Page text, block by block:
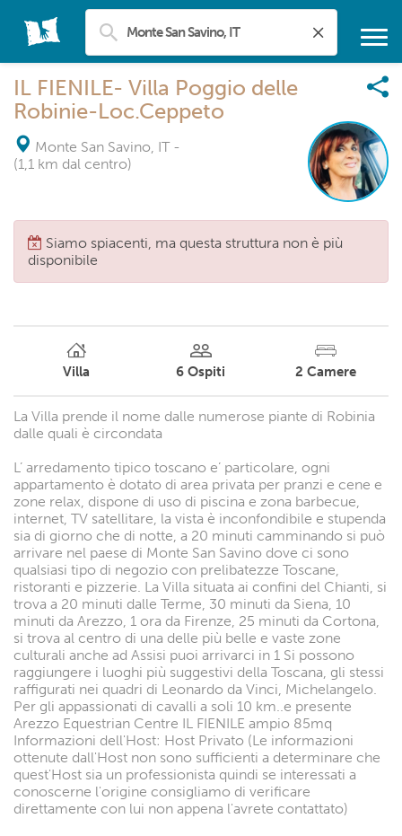
IL FIENILE- Villa Poggio delle
Robinie-Loc.Ceppeto
Monte San Savino, IT -
(1,1 km dal centro)
Siamo spiacenti, ma questa struttura non è più
disponibile
Villa 6 Ospiti 2 Camere
La Villa prende il nome dalle numerose piante di Robinia
dalle quali è circondata
L’ arredamento tipico toscano e’ particolare, ogni
appartamento è dotato di area privata per pranzi e cene e
zone relax, dispone di uso di piscina e zona barbecue,
internet, TV satellitare, la vista è inconfondibile e stupenda
sia di giorno che di notte, a 20 minuti camminando si può
arrivare nel paese di Monte San Savino dove ci sono
qualsiasi tipo di negozio con prelibatezze Toscane,
ristoranti e pizzerie. La Villa situata ai confini del Chianti, si
trova a 20 minuti dalle Terme, 30 minuti da Siena, 10
minuti da Arezzo, 1 ora da Firenze, 25 minuti da Cortona,
si trova al centro di una delle più belle e vaste zone
culturali anche ad Assisi puoi arrivarci in 1 Si possono
raggiungere i luoghi più suggestivi della Toscana, gli stessi
raffigurati nei quadri di Leonardo da Vinci, Michelangelo.
Per gli appassionati di cavalli a soli 10 km..e presente
Arezzo Equestrian Centre IL FIENILE ampio 85mq
Informazioni dell'Host: Host Privato (Le informazioni
ottenute dall'Host non sono sufficienti a determinare che
quest'Host sia un professionista quindi se interessati a
conoscerne l'origine consigliamo di verificare
direttamente con lui non appena l'avrete contattato)